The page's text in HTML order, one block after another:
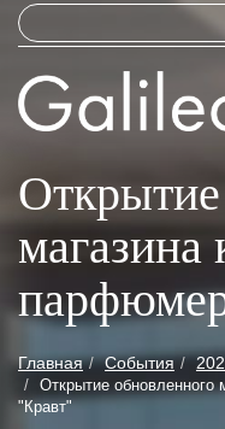
магазина
Главная События
Открытие обновленного
"Кравт"